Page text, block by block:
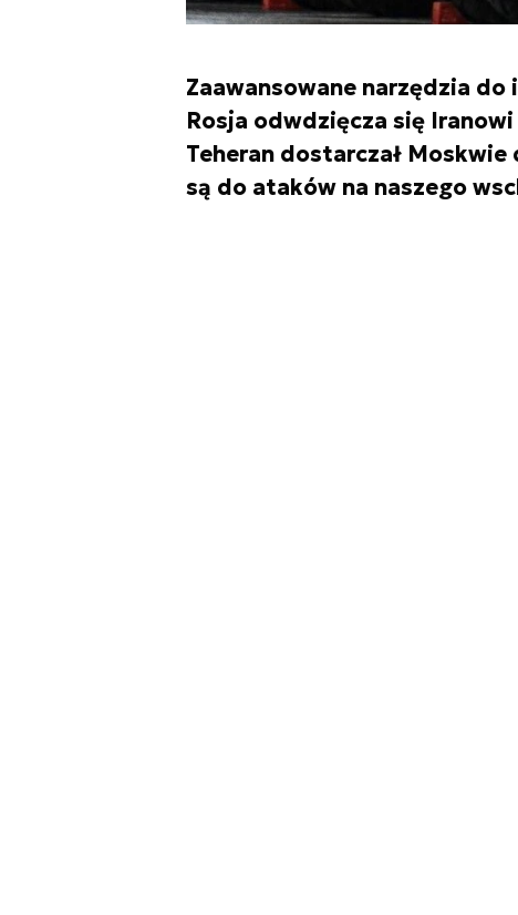
Zaawansowane narzędzia
Rosja odwdzięcza się
Teheran dostarczał
są do ataków na naszego